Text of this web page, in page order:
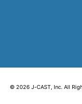
© 2026 J-CAST, Inc. All